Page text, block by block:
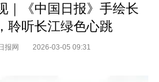
｜《中国日报》手绘长
聆听长江绿色心跳
报网 2026-03-05 09:31